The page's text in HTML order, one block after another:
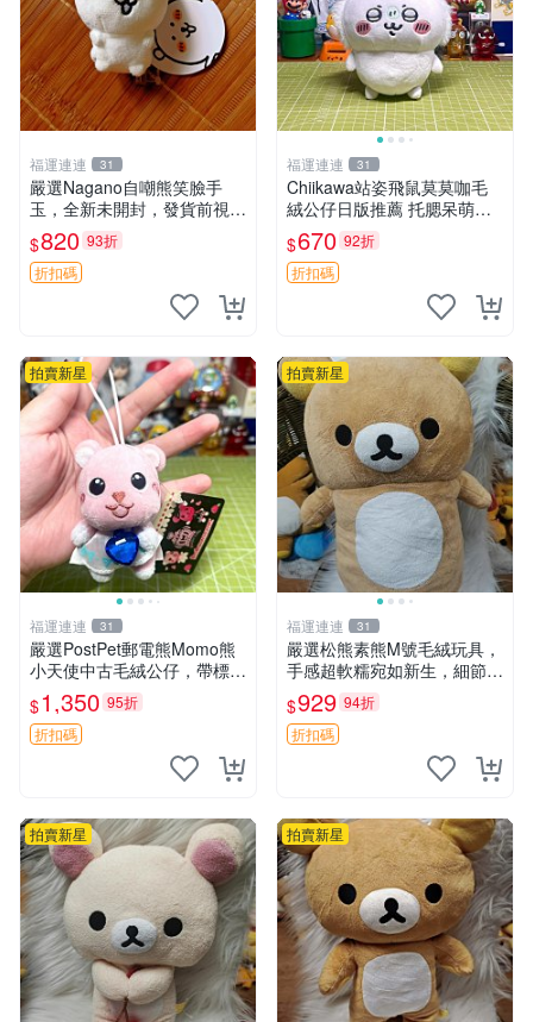
福運連連 31
嚴選Nagano自嘲熊笑臉手
玉，全新未開封，發貨前視頻
確認，海南 廣西 貴州 嚴選N
agano自嘲熊笑臉手玉，全新
未開封，發貨前視頻確認，四
$820 93折
折扣碼
福運連連 31
Chiikawa站姿飛鼠莫莫咖毛
絨公仔日版推薦 托腮呆萌可
愛 15cm豆袋底部 當代嚴選
毛絨玩具 公仔 莫莫卡 像人
$670 92折
折扣碼
拍賣新星
福運連連 31
嚴選PostPet郵電熊Momo熊
小天使中古毛絨公仔，帶標牌
保存完好。絕版稀有少見收藏
品，微瑕可接受，狀態如圖。
所見即所得，毛絨精品嚴選推
$1,350 95折
折扣碼
拍賣新星
福運連連 31
嚴選松熊素熊M號毛絨玩具，
手感超軟糯宛如新生，細節精
緻完美無瑕，推薦送禮或珍
藏，中古狀態保養得宜。 松
熊 素熊 毛絨doll
$929 94折
折扣碼
拍賣新星 拍賣新星